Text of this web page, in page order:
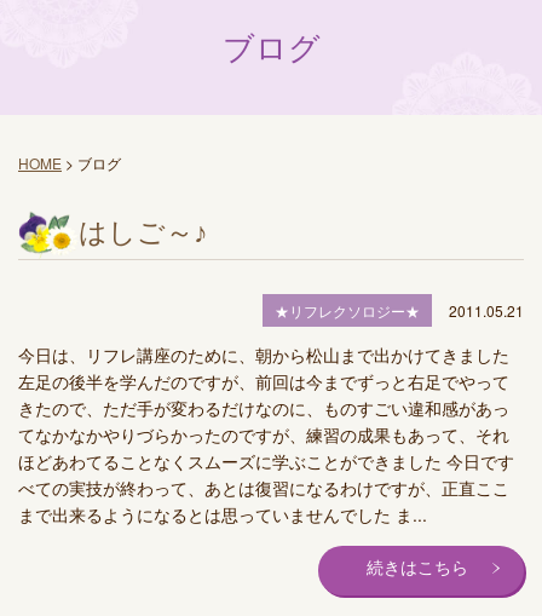
ブログ
HOME > ブログ
はしご～♪
★リフレクソロジー★ 2011.05.21
今日は、リフレ講座のために、朝から松山まで出かけてきました
左足の後半を学んだのですが、前回は今までずっと右足でやって
きたので、ただ手が変わるだけなのに、ものすごい違和感があっ
てなかなかやりづらかったのですが、練習の成果もあって、それ
ほどあわてることなくスムーズに学ぶことができました 今日です
べての実技が終わって、あとは復習になるわけですが、正直ここ
まで出来るようになるとは思っていませんでした ま...
続きはこちら